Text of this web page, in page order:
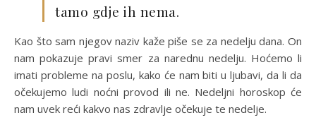
tamo gdje ih nema.
Kao što sam njegov naziv kaže piše se za nedelju dana. On
nam pokazuje pravi smer za narednu nedelju. Hoćemo li
imati probleme na poslu, kako će nam biti u ljubavi, da li da
očekujemo ludi noćni provod ili ne. Nedeljni horoskop će
nam uvek reći kakvo nas zdravlje očekuje te nedelje.